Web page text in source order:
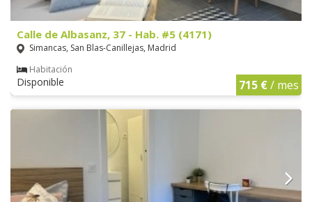
Calle de Albasanz, 37 - Hab. #5 (4171)
Simancas, San Blas-Canillejas, Madrid
Habitación
Disponible 715 €/ mes